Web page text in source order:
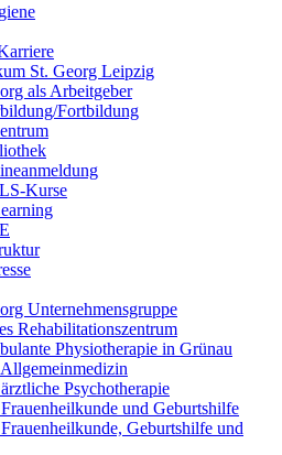
St. Georg Leipzig
als Arbeitgeber
Fortbildung
Kurse
Unternehmensgruppe
Rehabilitationszentrum
Physiotherapie in Grünau
Psychotherapie
und Geburtshilfe
Geburtshilfe und